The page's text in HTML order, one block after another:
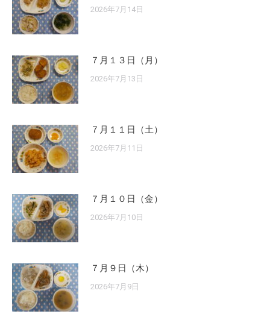
2026年7月14日
７月１３日（月）
2026年7月13日
７月１１日（土）
2026年7月11日
７月１０日（金）
2026年7月10日
７月９日（木）
2026年7月9日